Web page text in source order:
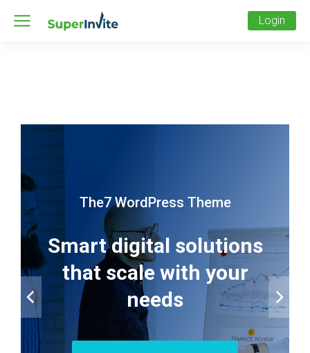
Login
The7 WordPress Theme
Smart digital solutions
that scale with your
needs